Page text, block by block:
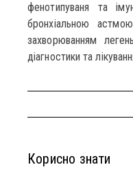
фенотипуваня та
бронхіальною
захворюванням
діагностики та
Корисно знати